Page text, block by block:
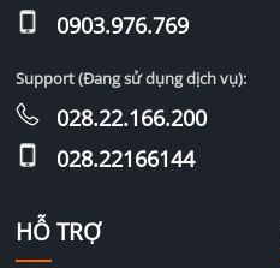
HỖ TRỢ
0903.976.769
Support (Đang sử dụng dịch vụ):
028.22.166.200
028.22166144